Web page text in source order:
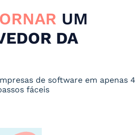
UM
DA
de software em apenas 4
fáceis